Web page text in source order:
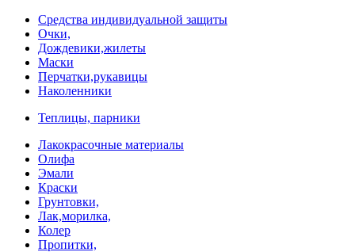
Средства индивидуальной защиты
Очки,
Дождевики,жилеты
Маски
Перчатки,рукавицы
Наколенники
Теплицы, парники
Лакокрасочные материалы
Олифа
Эмали
Краски
Грунтовки,
Лак,морилка,
Колер
Пропитки,